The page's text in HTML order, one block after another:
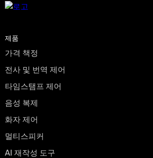
제품
가격 책정
전사 및 번역 제어
타임스탬프 제어
음성 복제
화자 제어
멀티스피커
AI 재작성 도구